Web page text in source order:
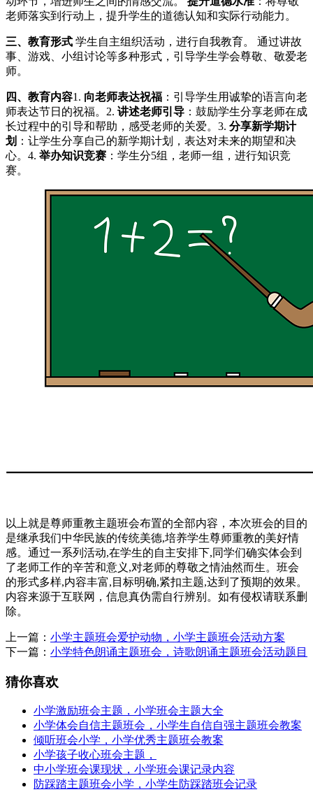
老师落实到行动上，提升学生的道德认知和实际行动能力。
三、教育形式 学生自主组织活动，进行自我教育。 通过讲故
事、游戏、小组讨论等多种形式，引导学生学会尊敬、敬爱老
师。
四、教育内容1. 向老师表达祝福 ：引导学生用诚挚的语言向老
师表达节日的祝福。2. 讲述老师引导 ：鼓励学生分享老师在成
长过程中的引导和帮助，感受老师的关爱。3. 分享新学期计
划 ：让学生分享自己的新学期计划，表达对未来的期望和决
心。4. 举办知识竞赛 ：学生分5组，老师一组，进行知识竞
赛。
以上就是尊师重教主题班会布置的全部内容，本次班会的目的
是继承我们中华民族的传统美德,培养学生尊师重教的美好情
感。通过一系列活动,在学生的自主安排下,同学们确实体会到
了老师工作的辛苦和意义,对老师的尊敬之情油然而生。班会
的形式多样,内容丰富,目标明确,紧扣主题,达到了预期的效果。
内容来源于互联网，信息真伪需自行辨别。如有侵权请联系删
除。
上一篇： 小学主题班会爱护动物，小学主题班会活动方案
下一篇： 小学特色朗诵主题班会，诗歌朗诵主题班会活动题目
猜你喜欢
小学激励班会主题，小学班会主题大全
小学体会自信主题班会，小学生自信自强主题班会教案
倾听班会小学，小学优秀主题班会教案
小学孩子收心班会主题，
中小学班会课现状，小学班会课记录内容
防踩踏主题班会小学，小学生防踩踏班会记录